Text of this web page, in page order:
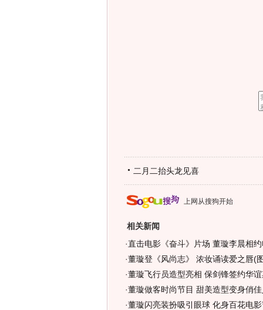
二月二抬头龙见喜
上网从搜狗开始
相关新闻
·直击电影《奋斗》片场 董璇李晨相
·董璇登《风尚志》 浓妆诵读爱之唇(
·董璇飞行员造型亮相 保剑锋签约华
·董璇做客时尚节目 甜美造型变身俏
·董璇闪亮装扮吸引眼球 化身百花电